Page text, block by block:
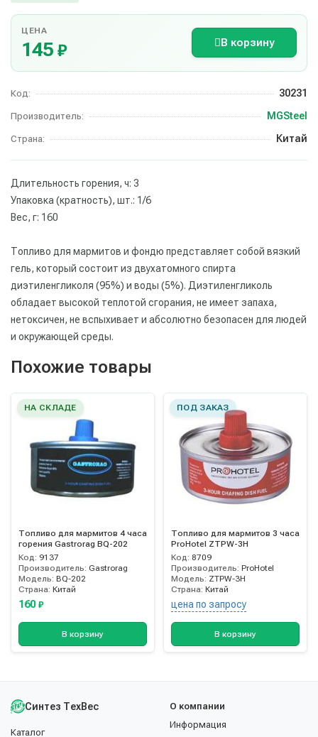
ЦЕНА
145 ₽ В корзину
Код: 30231
Производитель: MGSteel
Страна: Китай
Длительность горения, ч: 3
Упаковка (кратность), шт.: 1/6
Вес, г: 160
Топливо для мармитов и фондю представляет собой вязкий
гель, который состоит из двухатомного спирта
диэтиленгликоля (95%) и воды (5%). Диэтиленгликоль
обладает высокой теплотой сгорания, не имеет запаха,
нетоксичен, не вспыхивает и абсолютно безопасен для людей
и окружающей среды.
Похожие товары
НА СКЛАДЕ
Топливо для мармитов 4 часа
горения Gastrorag BQ-202
Код: 9137
Производитель: Gastrorag
Модель: BQ-202
Страна: Китай
160 ₽
В корзину
ПОД ЗАКАЗ
Топливо для мармитов 3 часа
ProHotel ZTPW-3H
Код: 8709
Производитель: ProHotel
Модель: ZTPW-3H
Страна: Китай
цена по запросу
В корзину
Синтез ТехВес
Каталог
О компании
Информация